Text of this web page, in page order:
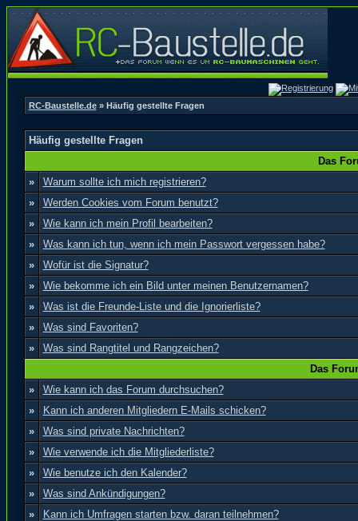
RC-Baustelle.de» Häufig gestellte Fragen
Häufig gestellte Fragen
Das
»
Warum sollte ich mich registrieren?
»
Werden Cookies vom Forum benutzt?
»
Wie kann ich mein Profil bearbeiten?
»
Was kann ich tun, wenn ich mein Passwort vergessen habe?
»
Wofür ist die Signatur?
»
Wie bekomme ich ein Bild unter meinen Benutzernamen?
»
Was ist die Freunde-Liste und die Ignorierliste?
»
Was sind Favoriten?
»
Was sind Rangtitel und Rangzeichen?
Das
»
Wie kann ich das Forum durchsuchen?
»
Kann ich anderen Mitgliedern E-Mails schicken?
»
Was sind private Nachrichten?
»
Wie verwende ich die Mitgliederliste?
»
Wie benutze ich den Kalender?
»
Was sind Ankündigungen?
»
Kann ich Umfragen starten bzw. daran teilnehmen?